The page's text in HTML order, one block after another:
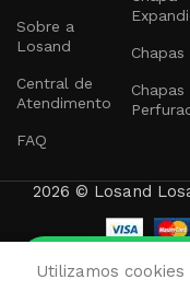
Sobre a
Losand
Central de
Atendimento
FAQ
Chapas
Chapas
2026 © Losand
Utilizamos